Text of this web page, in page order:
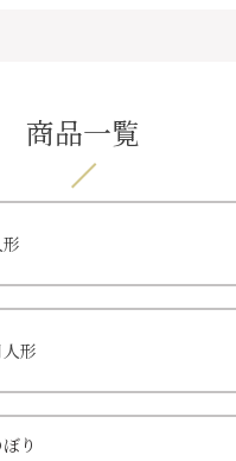
商品一覧
形
り